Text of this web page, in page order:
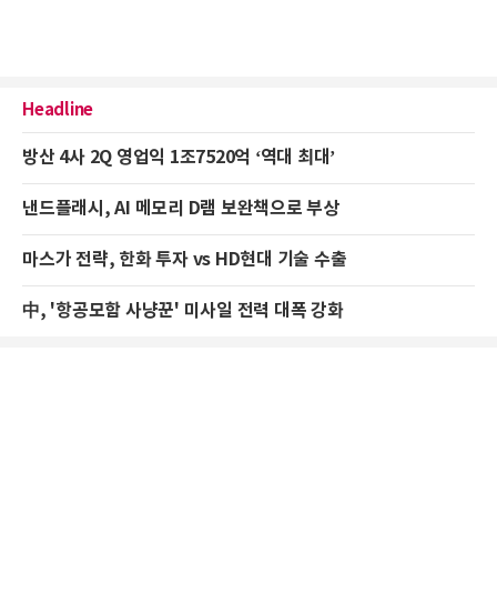
Headline
방산 4사 2Q 영업익 1조7520억 ‘역대 최대’
낸드플래시, AI 메모리 D램 보완책으로 부상
마스가 전략, 한화 투자 vs HD현대 기술 수출
中, '항공모함 사냥꾼' 미사일 전력 대폭 강화